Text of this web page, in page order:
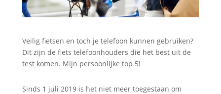
Veilig fietsen en toch je telefoon kunnen gebruiken?
Dit zijn de fiets telefoonhouders die het best uit de
test komen. Mijn persoonlijke top 5!
Sinds 1 juli 2019 is het niet meer toegestaan om